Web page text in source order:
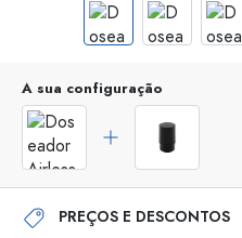
A sua configuração
PREÇOS E DESCONTOS